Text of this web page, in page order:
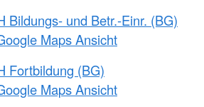
Bildungs- und Betr.-Einr. (BG)
Maps Ansicht
Fortbildung (BG)
Maps Ansicht